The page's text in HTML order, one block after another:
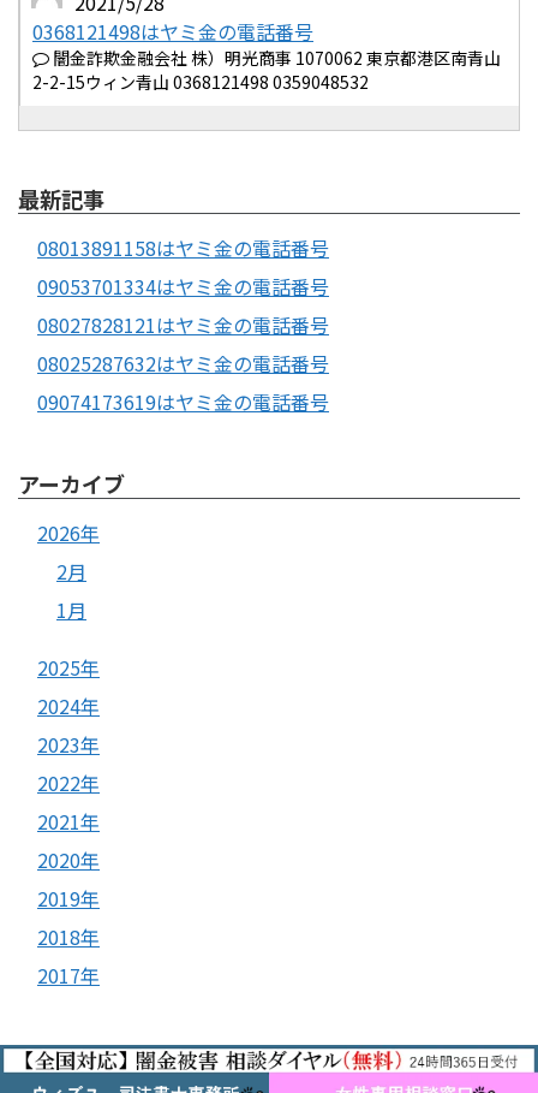
0368121498はヤミ金の電話番号
闇金詐欺金融会社 株）明光商事 1070062 東京都港区南青山
2-2-15ウィン青山 0368121498 0359048532
最新記事
08013891158はヤミ金の電話番号
09053701334はヤミ金の電話番号
08027828121はヤミ金の電話番号
08025287632はヤミ金の電話番号
09074173619はヤミ金の電話番号
アーカイブ
2026年
2月
1月
2025年
2024年
2023年
2022年
2021年
2020年
2019年
2018年
2017年